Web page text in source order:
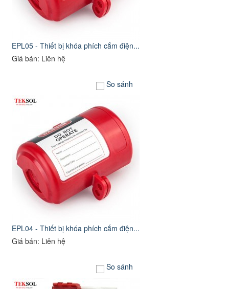
EPL05 - Thiết bị khóa phích cắm điện...
Giá bán: Liên hệ
So sánh
EPL04 - Thiết bị khóa phích cắm điện...
Giá bán: Liên hệ
So sánh